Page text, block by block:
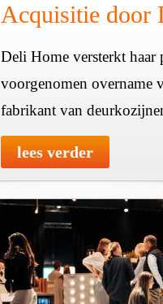
Acquisitie door
Deli Home versterkt haar
voorgenomen overname
fabrikant van
lees verder